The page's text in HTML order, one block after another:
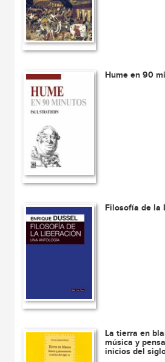
Hume en 90
Filosofía de la
La tierra en
música y
inicios del